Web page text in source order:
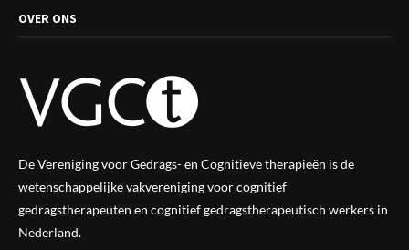
OVER ONS
De Vereniging voor Gedrags- en Cognitieve therapieën is de
wetenschappelijke vakverenigingvoor cognitief
gedragstherapeuten en cognitief gedragstherapeutisch werkers in
Nederland.